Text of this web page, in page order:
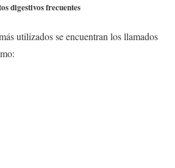
digestivos frecuentes
utilizados se encuentran los llamados